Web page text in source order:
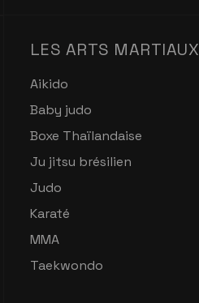
LES ARTS MARTIAUX
Aikido
Baby judo
Boxe Thaïlandaise
Ju jitsu brésilien
Judo
Karaté
MMA
Taekwondo